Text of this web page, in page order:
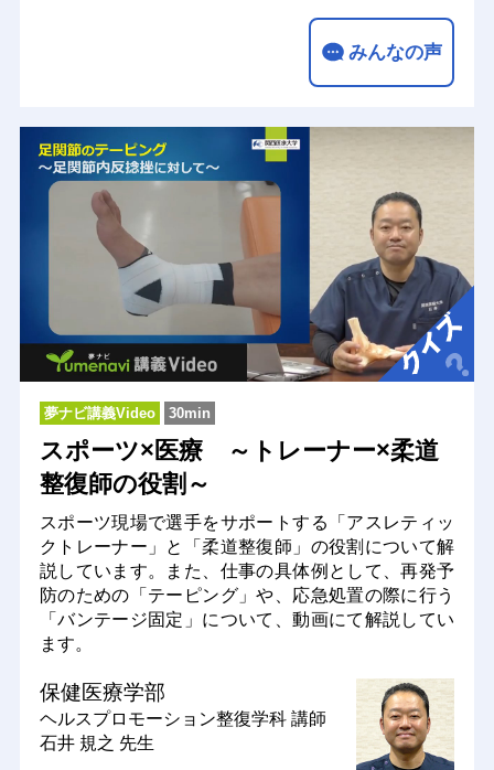
みんなの声
夢ナビ講義Video 30min
スポーツ×医療 ～トレーナー×柔道
整復師の役割～
スポーツ現場で選手をサポートする「アスレティッ
クトレーナー」と「柔道整復師」の役割について解
説しています。また、仕事の具体例として、再発予
防のための「テーピング」や、応急処置の際に行う
「バンテージ固定」について、動画にて解説してい
ます。
保健医療学部
ヘルスプロモーション整復学科 講師
石井 規之 先生